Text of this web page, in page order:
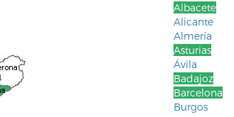
Albacete
Alicante
Almería
Asturias
Ávila
Badajoz
Barcelona
Burgos